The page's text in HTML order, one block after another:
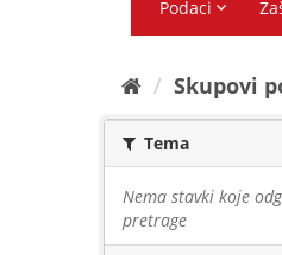
Skupovi
Tema
Nema stavki koje
pretrage